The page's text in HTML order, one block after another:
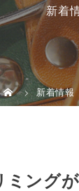
新着
新着情報
ミング